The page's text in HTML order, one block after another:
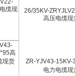
26/35KV-
高压电缆现
ZR-YJV43-15KV-
电力电缆现